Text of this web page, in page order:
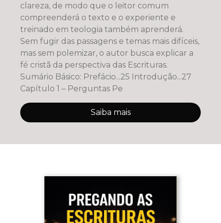
clareza, de modo que o leitor comum
compreenderá o texto e o experiente e
treinado em teologia também aprenderá.
Sem fugir das passagens e temas mais difíceis,
mas sem polemizar, o autor busca explicar a
fé cristã da perspectiva das Escrituras.
Sumário Básico: Prefácio...25 Introdução...27
Capítulo 1 – Perguntas Pe
Saiba mais